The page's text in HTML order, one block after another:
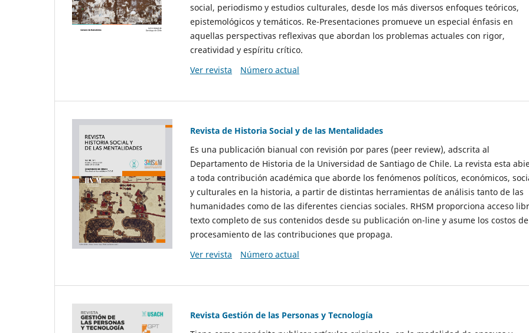
social, periodismo y estudios culturales, desde los más diversos enfoques teóricos,
epistemológicos y temáticos. Re-Presentaciones promueve un especial énfasis en
aquellas perspectivas reflexivas que abordan los problemas actuales con rigor,
creatividad y espíritu crítico.
Ver revista
Número actual
Revista de Historia Social y de las Mentalidades
Es una publicación bianual con revisión por pares (peer review), adscrita al
Departamento de Historia de la Universidad de Santiago de Chile. La revista esta
a toda contribución académica que aborde los fenómenos políticos, económicos,
y culturales en la historia, a partir de distintas herramientas de análisis tanto de las
humanidades como de las diferentes ciencias sociales. RHSM proporciona acceso
texto completo de sus contenidos desde su publicación on-line y asume los costos de
procesamiento de las contribuciones que propaga.
Ver revista
Número actual
Revista Gestión de las Personas y Tecnología